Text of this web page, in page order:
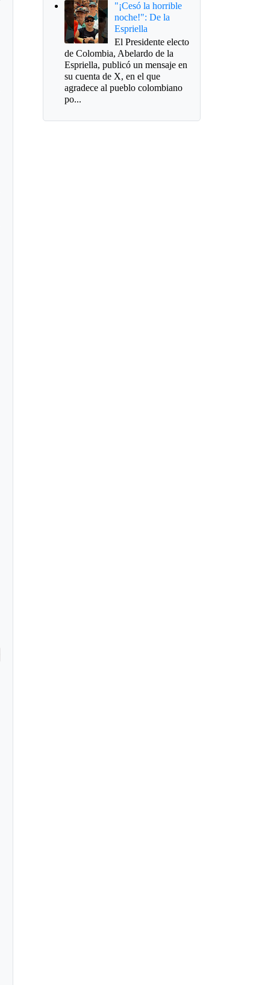
"¡Cesó la horrible
noche!": De la
Espriella
El Presidente electo
de Colombia, Abelardo de la
Espriella, publicó un mensaje en
su cuenta de X, en el que
agradece al pueblo colombiano
po...